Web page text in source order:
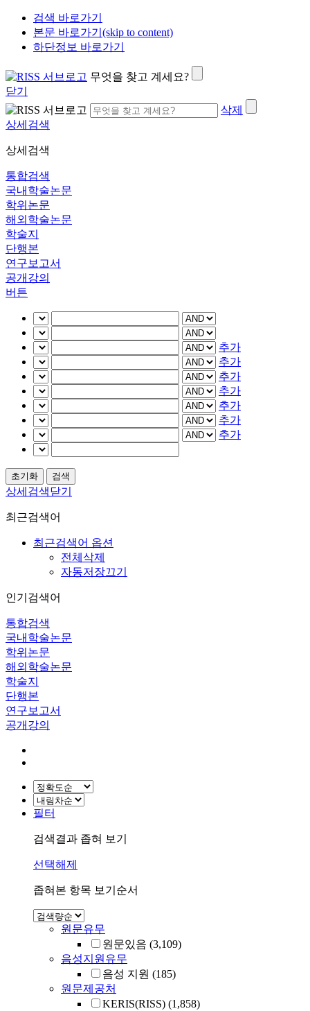
검색 바로가기
본문 바로가기(skip to content)
하단정보 바로가기
무엇을 찾고 계세요?
닫기
삭제
상세검색
상세검색
통합검색
국내학술논문
학위논문
해외학술논문
학술지
단행본
연구보고서
공개강의
버튼
추가
추가
추가
추가
추가
추가
추가
상세검색닫기
최근검색어
최근검색어 옵션
전체삭제
자동저장끄기
인기검색어
통합검색
국내학술논문
학위논문
해외학술논문
학술지
단행본
연구보고서
공개강의
필터
검색결과 좁혀 보기
선택해제
좁혀본 항목 보기순서
원문유무
원문있음 (3,109)
음성지원유무
음성 지원 (185)
원문제공처
KERIS(RISS) (1,858)